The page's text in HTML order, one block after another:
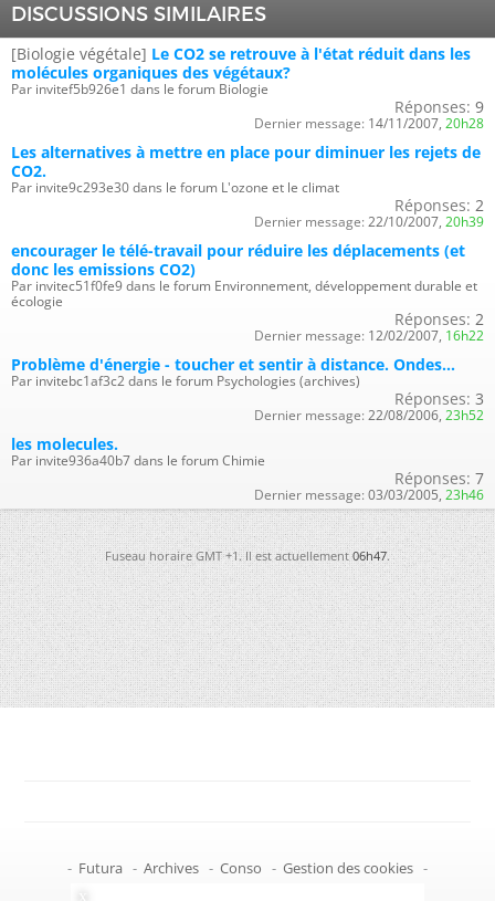
DISCUSSIONS SIMILAIRES
[Biologie végétale] Le CO2 se retrouve à l'état réduit dans les
molécules organiques des végétaux?
Par invitef5b926e1 dans le forum Biologie
Réponses: 9
Dernier message: 14/11/2007, 20h28
Les alternatives à mettre en place pour diminuer les rejets de
CO2.
Par invite9c293e30 dans le forum L'ozone et le climat
Réponses: 2
Dernier message: 22/10/2007, 20h39
encourager le télé-travail pour réduire les déplacements (et
donc les emissions CO2)
Par invitec51f0fe9 dans le forum Environnement, développement durable et
écologie
Réponses: 2
Dernier message: 12/02/2007, 16h22
Problème d'énergie - toucher et sentir à distance. Ondes...
Par invitebc1af3c2 dans le forum Psychologies (archives)
Réponses: 3
Dernier message: 22/08/2006, 23h52
les molecules.
Par invite936a40b7 dans le forum Chimie
Réponses: 7
Dernier message: 03/03/2005, 23h46
Fuseau horaire GMT +1. Il est actuellement06h47.
- Futura - Archives - Conso - Gestion des cookies -